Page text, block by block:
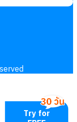
Try for